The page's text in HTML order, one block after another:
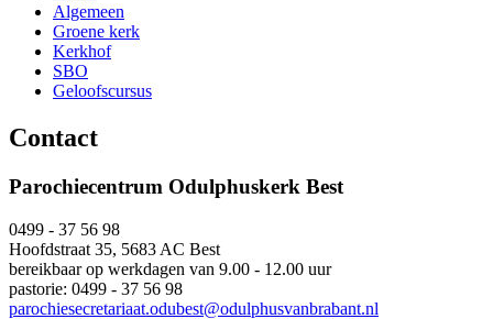
Algemeen
Groene kerk
Kerkhof
SBO
Geloofscursus
Contact
Parochiecentrum Odulphuskerk Best
0499 - 37 56 98
Hoofdstraat 35, 5683 AC Best
bereikbaar op werkdagen van 9.00 - 12.00 uur
pastorie: 0499 - 37 56 98
parochiesecretariaat.odubest@odulphusvanbrabant.nl